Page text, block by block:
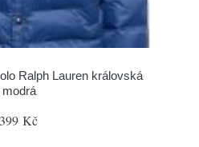
Ralph Lauren královská
modrá
Kč